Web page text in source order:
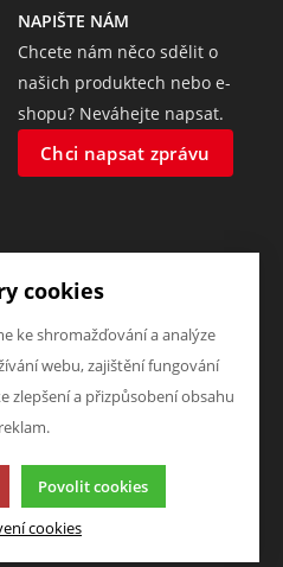
NAPIŠTE NÁM
Chcete nám něco sdělit o
našich produktech nebo e-
shopu? Neváhejte napsat.
Chci napsat zprávu
cookies. Klikněte pro více
cookies
ke shromažďování a analýze
webu, zajištění fungování
zlepšení a přizpůsobení obsahu
Povolit cookies
cookies